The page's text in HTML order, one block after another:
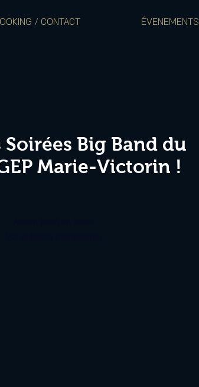
/ CONTACT ÉVENEMENTS
Soirées Big Band du
Marie-Victorin !